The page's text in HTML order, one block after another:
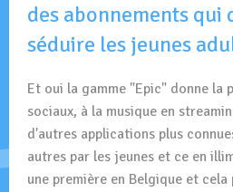
des abonnements qui
séduire les jeunes
Et oui la gamme "Epic" donne la
sociaux, à la musique en
d'autres applications plus
autres par les jeunes et ce en
une première en Belgique et